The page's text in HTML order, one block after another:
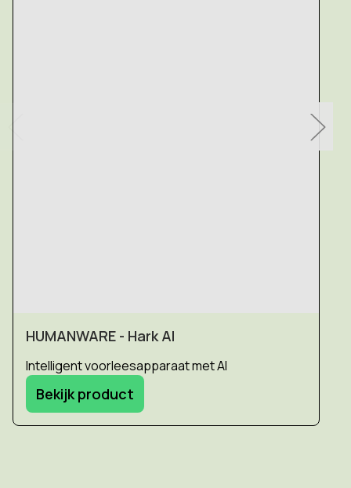
HUMANWARE - Hark AI
Intelligent voorleesapparaat met AI
Bekijk product